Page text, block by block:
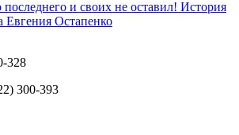
и своих не оставил! История
Евгения Остапенко
328
300-393